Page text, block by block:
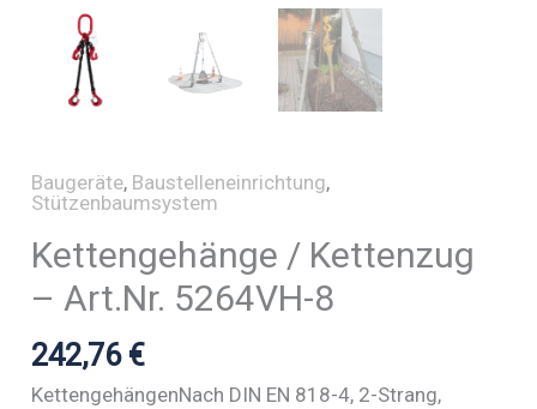
Baugeräte, Baustelleneinrichtung,
Stützenbaumsystem
Kettengehänge / Kettenzug
– Art.Nr. 5264VH-8
242,76 €
KettengehängenNach DIN EN 818-4, 2-Strang,